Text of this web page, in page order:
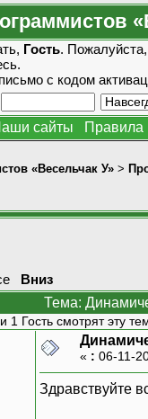
Гость. Пожалуйста,
.
письмо с кодом
сайты Правила
«Весельчак У» >
Вниз
Тема:
1 Гость смотрят эту
« : 06-11-
Здравствуйте